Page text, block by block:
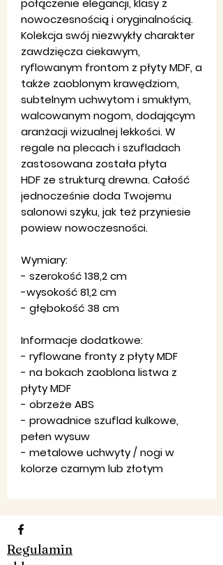
nowoczesnością i oryginalnością.
Kolekcja swój niezwykły charakter
zawdzięcza ciekawym,
ryflowanym frontom z płyty MDF, a
także zaoblonym krawędziom,
subtelnym uchwytom i smukłym,
walcowanym nogom, dodającym
aranżacji wizualnej lekkości. W
regale na plecach i szufladach
zastosowana została płyta
HDF ze strukturą drewna. Całość
jednocześnie doda Twojemu
salonowi szyku, jak też przyniesie
powiew nowoczesności.
Wymiary:
- szerokość 138,2 cm
-wysokość 81,2 cm
- głębokość 38 cm
Informacje dodatkowe:
- ryflowane fronty z płyty MDF
- na bokach zaoblona listwa z
płyty MDF
- obrzeże ABS
- prowadnice szuflad kulkowe,
pełen wysuw
- metalowe uchwyty / nogi w
kolorze czarnym lub złotym
Regulamin